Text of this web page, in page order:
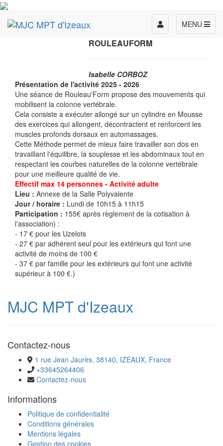
MENU
Toggle
navigation
ROULEAUFORM
Isabelle CORBOZ
Présentation de l'activité 2025 - 2026
Une séance de Rouleau'Form propose des mouvements qui
mobilisent la colonne vertébrale.
Cela consiste a exécuter allongé sur un cylindre en Mousse
des exercices qui allongent, décontractent et renforcent les
muscles profonds dorsaux en automassages.
Cette Méthode permet de mieux faire travailler son dos en
travaillant l'équilibre, la souplesse et les abdominaux tout en
respectant les courbes naturelles de la colonne vertébrale
pour une meilleure qualité de vie.
Effectif max 14 personnes - Activité adulte
Lieu : Annexe de la Salle Polyvalente
Jour / horaire : Lundi de 10h15 à 11h15
Participation : 155€ après règlement de la cotisation à
l'association) :
- 17 € pour les Uzelots
- 27 € par adhérent seul pour les extérieurs qui font une
activité de moins de 100 €
- 37 € par famille pour les extérieurs qui font une activité
supérieur à 100 €.)
MJC MPT d'Izeaux
Contactez-nous
1 rue Jean Jaurès, 38140, IZEAUX, France
+33645264406
Contactez-nous
Informations
Politique de confidentialité
Conditions générales
Mentions légales
Gestion des cookies